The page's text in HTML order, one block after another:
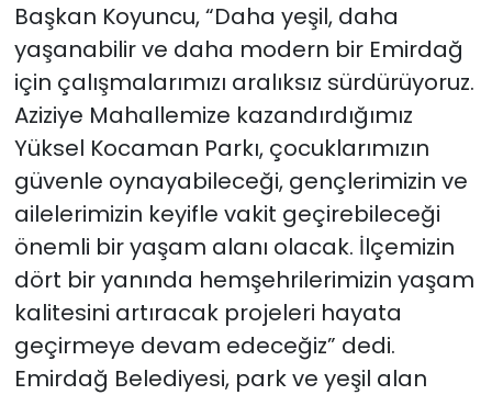
Başkan Koyuncu, “Daha yeşil, daha
yaşanabilir ve daha modern bir Emirdağ
için çalışmalarımızı aralıksız sürdürüyoruz.
Aziziye Mahallemize kazandırdığımız
Yüksel Kocaman Parkı, çocuklarımızın
güvenle oynayabileceği, gençlerimizin ve
ailelerimizin keyifle vakit geçirebileceği
önemli bir yaşam alanı olacak. İlçemizin
dört bir yanında hemşehrilerimizin yaşam
kalitesini artıracak projeleri hayata
geçirmeye devam edeceğiz” dedi.
Emirdağ Belediyesi, park ve yeşil alan